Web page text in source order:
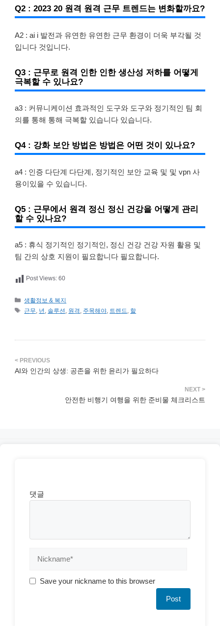
Q2 : 2023 20 원격 원격 근무 트렌드는 변화할까요?
A2 : ai i 발전과 유연한 유연한 근무 환경이 더욱 부각될 것
입니다 것입니다.
Q3 : 근무로 원격 인한 인한 생산성 저하를 어떻게
극복할 수 있나요?
a3 : 커뮤니케이션 효과적인 도구와 도구와 정기적인 팀 회
의를 통해 통해 극복할 있습니다 있습니다.
Q4 : 강화 보안 방법은 방법은 어떤 것이 있나요?
a4 : 인증 다단계 다단계, 정기적인 보안 교육 및 및 vpn 사
용이있을 수 있습니다.
Q5 : 근무에서 원격 정신 정신 건강을 어떻게 관리
할 수 있나요?
a5 : 휴식 정기적인 정기적인, 정신 건강 건강 자원 활용 및
팀 간의 상호 지원이 필요합니다 필요합니다.
Post Views: 60
카
테
생활정보 & 복지
태
근무 년 솔루션 원격 주목해야 트렌드 할
AI와 인간의 상생: 공존을 위한 윤리가 필요하다
안전한 비행기 여행을 위한 준비물 체크리스트
댓글
Save your nickname to this browser